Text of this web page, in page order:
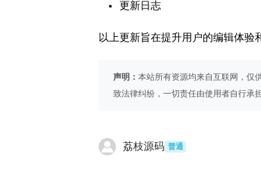
更新日志
以上更新旨在提升用户的编辑体验
声明： 本站所有资源均来自互联网，仅
致法律纠纷，一切责任由使用者自行承担
荔枝源码 普通